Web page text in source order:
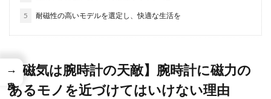
5 耐磁性の高いモデルを選定し、快適な生活を
【磁気は腕時計の天敵】腕時計に磁力の
あるモノを近づけてはいけない理由
→